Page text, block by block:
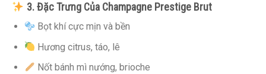
3. Đặc Trưng Của Champagne Prestige Brut
Bọt khí cực mịn và bền
Hương citrus, táo, lê
Nốt bánh mì nướng, brioche